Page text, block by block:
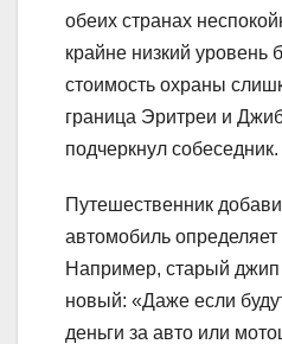
обеих странах
крайне низкий уровень
стоимость охраны
граница Эритреи и
подчеркнул собеседник.
Путешественник
автомобиль
Например, старый джип
новый: «Даже если
деньги за авто или